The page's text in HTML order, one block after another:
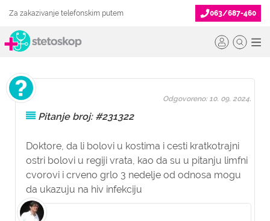
Za zakazivanje telefonskim putem 063/687-460
Pitanje broj: #231322
Doktore, da li bolovi u kostima i cesti kratkotrajni
ostri bolovi u regiji vrata, kao da su u pitanju limfni
cvorovi i crveno grlo 3 nedelje od odnosa mogu
da ukazuju na hiv infekciju
Odgovoreno: 10. 09. 2024.